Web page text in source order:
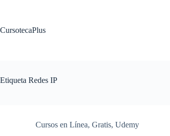
CursotecaPlus
Etiqueta Redes IP
Cursos en Línea, Gratis, Udemy